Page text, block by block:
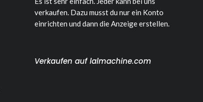
verkaufen. Dazu musst du nur ein Konto
einrichten und dann die Anzeige erstellen.
Verkaufen auf lalmachine.com